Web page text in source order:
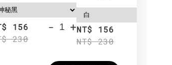
156
230
- +NT$ 156
NT$ 230